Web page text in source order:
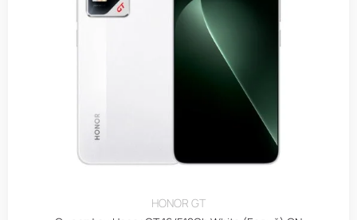
HONOR GT